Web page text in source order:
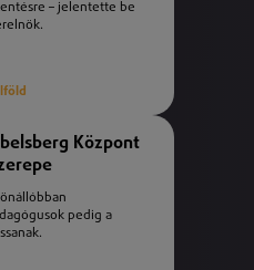
– jelentette be
Központ
pedig a